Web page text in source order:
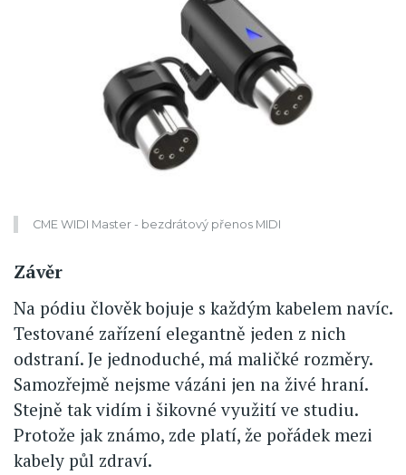
CME WIDI Master - bezdrátový přenos MIDI
Závěr
Na pódiu člověk bojuje s každým kabelem navíc.
Testované zařízení elegantně jeden z nich
odstraní. Je jednoduché, má maličké rozměry.
Samozřejmě nejsme vázáni jen na živé hraní.
Stejně tak vidím i šikovné využití ve studiu.
Protože jak známo, zde platí, že pořádek mezi
kabely půl zdraví.